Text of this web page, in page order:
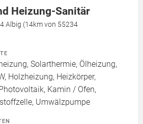
Heizung-Sanitär
Albig (14km von 55234
Solarthermie, Ölheizung,
Holzheizung, Heizkörper,
Kamin / Ofen,
Umwälzpumpe